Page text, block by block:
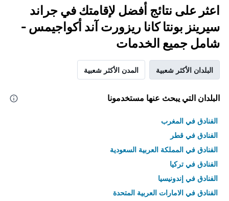
اعثر على نتائج أفضل لإقامتك في جراند
سيرينز بونتا كانا ريزورت آند أكواجيمس -
شامل جميع الخدمات
البلدان الأكثر شعبية المدن الأكثر شعبية
البلدان التي يبحث عنها مستخدمونا
الفنادق في المغرب
الفنادق في قطر
الفنادق في المملكة العربية السعودية
الفنادق في تركيا
الفنادق في إندونيسيا
الفنادق في الامارات العربية المتحدة